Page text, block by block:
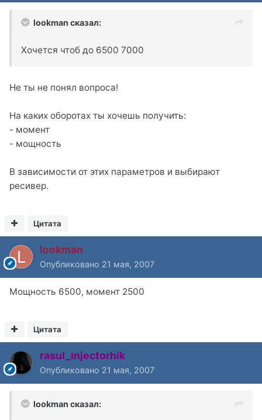
lookman сказал:
Хочется чтоб до 6500 7000
Не ты не понял вопроса!
На каких оборотах ты хочешь получить:
- момент
- мощность
В зависимости от этих параметров и выбирают
ресивер.
Цитата
lookman
Опубликовано 21 мая, 2007
Мощность 6500, момент 2500
Цитата
rasul_injectorhik
Опубликовано 21 мая, 2007
lookman сказал: